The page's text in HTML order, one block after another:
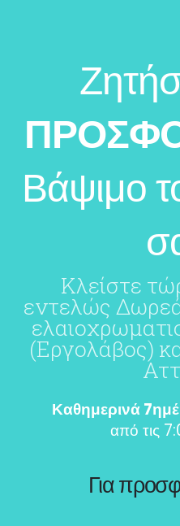
Βάψιμο
Κλείστε
εντελώς
(Εργολάβος)
Καθημερινά
από τις
Για